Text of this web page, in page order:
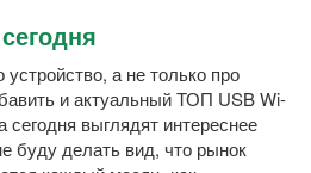
устройство, а не только про
и актуальный ТОП USB Wi-
сегодня выглядят интереснее
буду делать вид, что рынок